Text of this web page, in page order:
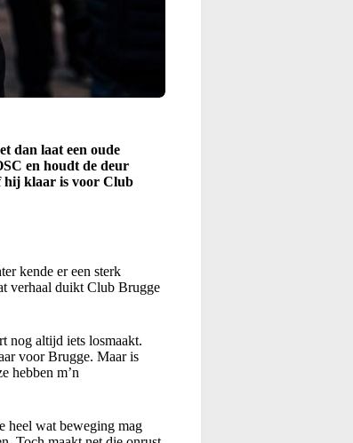
dan laat een oude
en houdt de deur
hij klaar is voor Club
kende er een sterk
verhaal duikt Club Brugge
nog altijd iets losmaakt.
voor Brugge. Maar is
hebben m’n
heel wat beweging mag